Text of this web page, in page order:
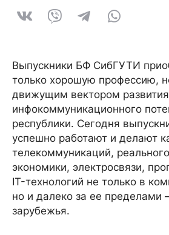
Выпускники БФ СибГУТИ
только хорошую профессию,
движущим вектором развития
инфокоммуникационного
республики. Сегодня
успешно работают и делают
телекоммуникаций,
экономики, электросвязи,
IT-технологий не только в
но и далеко за ее пределами
зарубежья.